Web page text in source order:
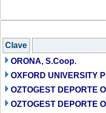
Clave
ORONA, S.Coop.
OXFORD UNIVERSITY
OZTOGEST DEPORTE
OZTOGEST DEPORTE